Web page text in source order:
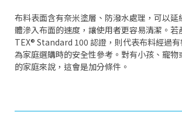
布料表面含有奈米塗層、防潑水處理，可以延
體滲入布面的速度，讓使用者更容易清潔。若
TEX® Standard 100 認證，則代表布料經過
為家庭選購時的安全性參考。對有小孩、寵物
的家庭來說，這會是加分條件。